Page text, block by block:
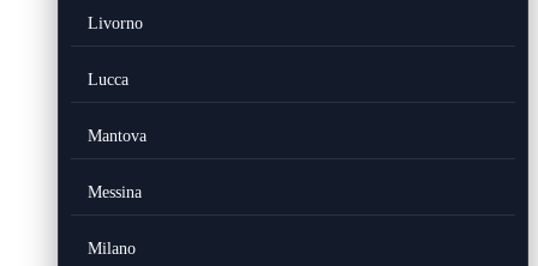
Livorno
Lucca
Mantova
Messina
Milano